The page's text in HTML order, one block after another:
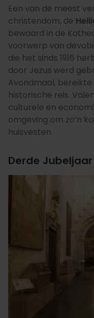
Een van de meest
christendom, de
bewaard in de
voorwerp van
die het sinds 1916
door Jezus werd
Avondmaal, bereikte
historische reis.
culturele en
omgeving om zo’n
huisvesten.
Derde